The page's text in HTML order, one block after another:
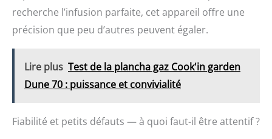
recherche l’infusion parfaite, cet appareil offre une
précision que peu d’autres peuvent égaler.
Lire plus Test de la plancha gaz Cook'in garden
Dune 70 : puissance et convivialité
Fiabilité et petits défauts — à quoi faut-il être attentif ?